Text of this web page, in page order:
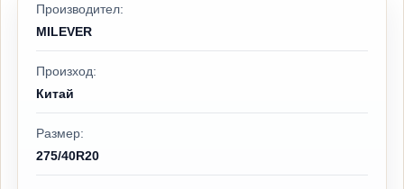
Производител:
MILEVER
Произход:
Китай
Размер:
275/40R20